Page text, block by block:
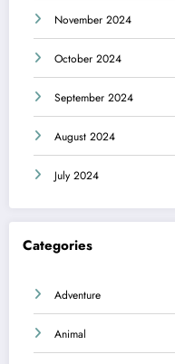
November 2024
October 2024
September 2024
August 2024
July 2024
Categories
Adventure
Animal